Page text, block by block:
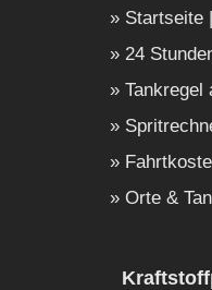
Startseite
24
Tankregel
Orte &